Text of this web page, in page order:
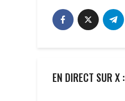
EN DIRECT SUR X :